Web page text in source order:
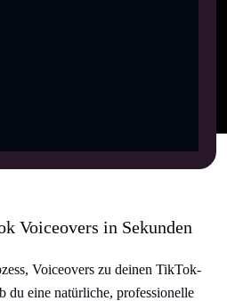
Voiceovers in Sekunden
Voiceovers zu deinen TikTok-
du eine natürliche, professionelle